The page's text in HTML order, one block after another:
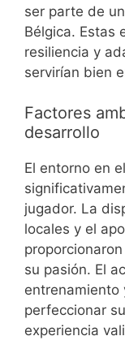
ser parte de
Bélgica. Estas
resiliencia y
servirían bien
Factores
desarrollo
El entorno en
jugador. La
locales y el
su pasión. El
entrenamiento
perfeccionar
experiencia